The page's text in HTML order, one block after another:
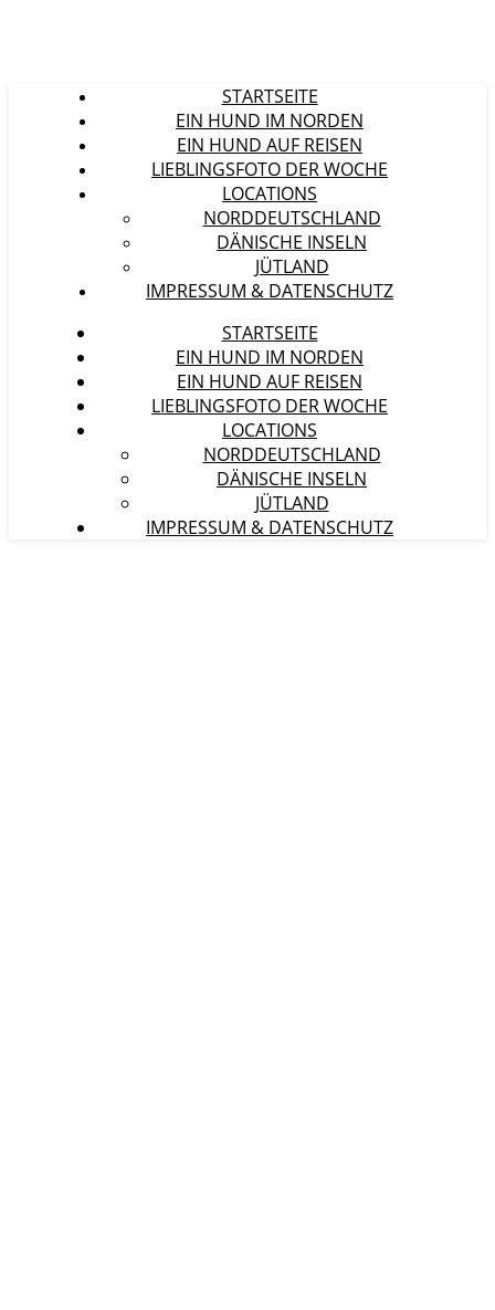
STARTSEITE
EIN HUND IM NORDEN
EIN HUND AUF REISEN
LIEBLINGSFOTO DER WOCHE
LOCATIONS
NORDDEUTSCHLAND
DÄNISCHE INSELN
JÜTLAND
IMPRESSUM & DATENSCHUTZ
STARTSEITE
EIN HUND IM NORDEN
EIN HUND AUF REISEN
LIEBLINGSFOTO DER WOCHE
LOCATIONS
NORDDEUTSCHLAND
DÄNISCHE INSELN
JÜTLAND
IMPRESSUM & DATENSCHUTZ